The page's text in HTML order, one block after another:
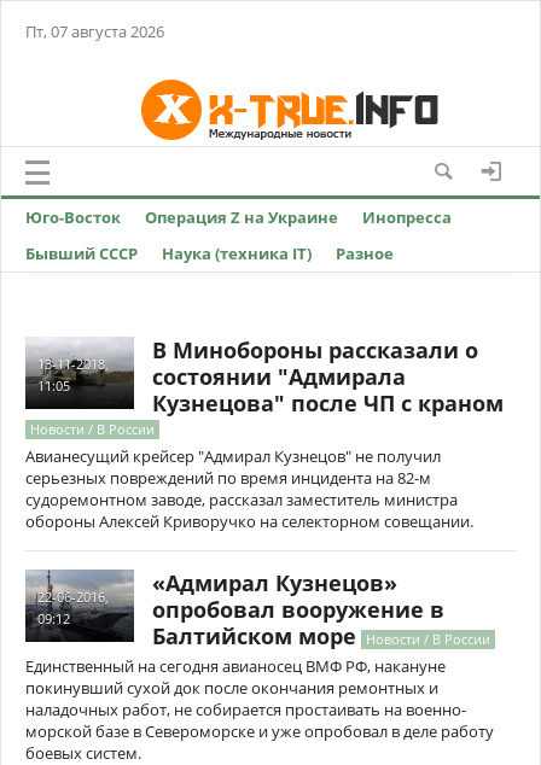
Пт, 07 августа 2026
Юго-Восток Операция Z на Украине
Инопресса
Бывший СССР
Наука (техника IT) Разное
13-11-2018,
11:05
В Минобороны рассказали о
состоянии "Адмирала
Кузнецова" после ЧП с краном
Новости / В России
Авианесущий крейсер "Адмирал Кузнецов" не получил
серьезных повреждений по время инцидента на 82-м
судоремонтном заводе, рассказал заместитель министра
обороны Алексей Криворучко на селекторном совещании.
22-06-2016,
09:12
«Адмирал Кузнецов»
опробовал вооружение в
Балтийском море
Новости / В России
Единственный на сегодня авианосец ВМФ РФ, накануне
покинувший сухой док после окончания ремонтных и
наладочных работ, не собирается простаивать на военно-
морской базе в Североморске и уже опробовал в деле работу
боевых систем.